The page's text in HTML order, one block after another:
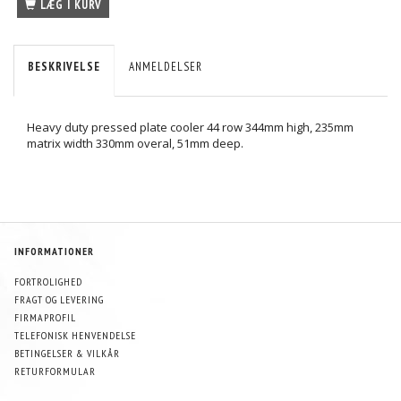
LÆG I KURV
BESKRIVELSE ANMELDELSER
Heavy duty pressed plate cooler 44 row 344mm high, 235mm
matrix width 330mm overal, 51mm deep.
INFORMATIONER
FORTROLIGHED
FRAGT OG LEVERING
FIRMAPROFIL
TELEFONISK HENVENDELSE
BETINGELSER & VILKÅR
RETURFORMULAR